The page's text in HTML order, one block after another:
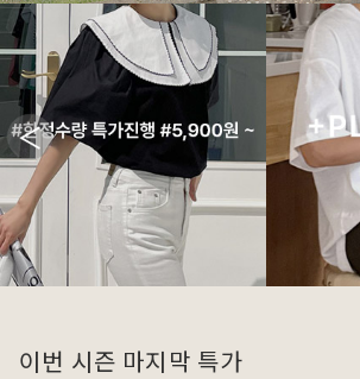
이번 시즌 마지막 특가